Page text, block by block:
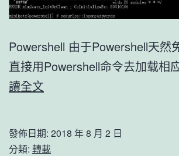
Powershell 由于Powershell天然
直接用Powershell命令去加载相
讀全文
發佈日期: 2018 年 8 月 2 日
分類: 轉載